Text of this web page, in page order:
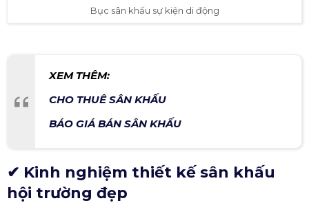
Bục sân khấu sự kiện di động
XEM THÊM:
CHO THUÊ SÂN KHẤU
BÁO GIÁ BÁN SÂN KHẤU
✔ Kinh nghiệm thiết kế sân khấu
hội trường đẹp